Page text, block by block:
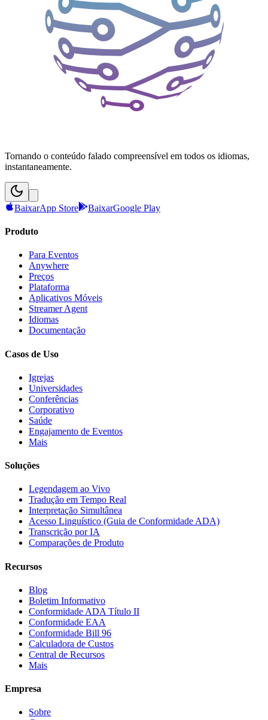
Tornando o conteúdo falado compreensível em todos os idiomas,
instantaneamente.
BaixarApp Store BaixarGoogle Play
Produto
Para Eventos
Anywhere
Preços
Plataforma
Aplicativos Móveis
Streamer Agent
Idiomas
Documentação
Casos de Uso
Igrejas
Universidades
Conferências
Corporativo
Saúde
Engajamento de Eventos
Mais
Soluções
Legendagem ao Vivo
Tradução em Tempo Real
Interpretação Simultânea
Acesso Linguístico (Guia de Conformidade ADA)
Transcrição por IA
Comparações de Produto
Recursos
Blog
Boletim Informativo
Conformidade ADA Título II
Conformidade EAA
Conformidade Bill 96
Calculadora de Custos
Central de Recursos
Mais
Empresa
Sobre